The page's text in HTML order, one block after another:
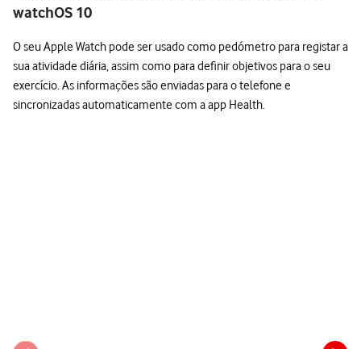
watchOS 10
O seu Apple Watch pode ser usado como pedómetro para registar a
sua atividade diária, assim como para definir objetivos para o seu
exercício. As informações são enviadas para o telefone e
sincronizadas automaticamente com a app Health.